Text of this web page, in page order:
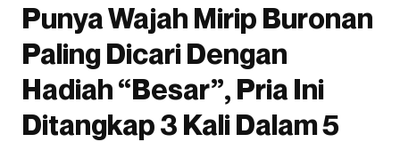
Punya Wajah Mirip Buronan
Paling Dicari Dengan
Hadiah “Besar”, Pria Ini
Ditangkap 3 Kali Dalam 5